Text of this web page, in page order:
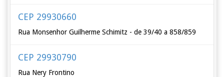
CEP 29930660
Rua Monsenhor Guilherme Schimitz - de 39/40 a 858/859
CEP 29930790
Rua Nery Frontino